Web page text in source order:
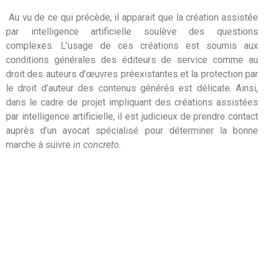
Au vu de ce qui précède, il apparait que la création assistée
par intelligence artificielle soulève des questions
complexes. L’usage de ces créations est soumis aux
conditions générales des éditeurs de service comme au
droit des auteurs d’œuvres préexistantes et la protection par
le droit d’auteur des contenus générés est délicate. Ainsi,
dans le cadre de projet impliquant des créations assistées
par intelligence artificielle, il est judicieux de prendre contact
auprès d’un avocat spécialisé pour déterminer la bonne
marche à suivre in concreto